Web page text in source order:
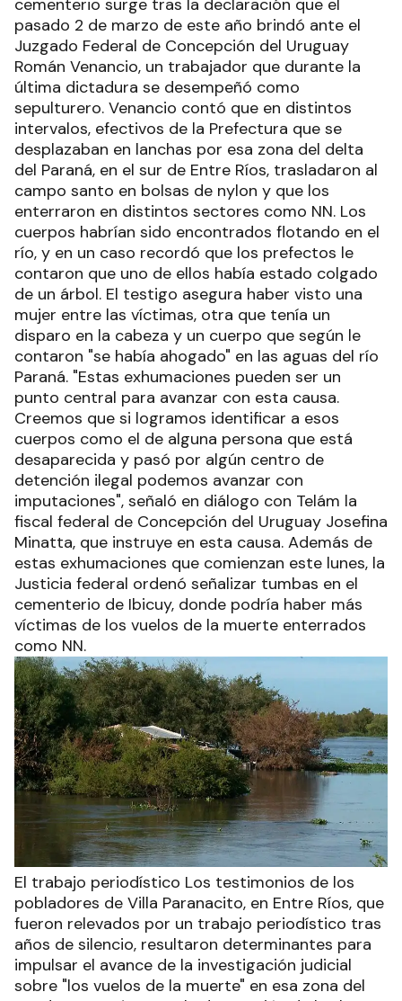
cementerio surge tras la declaración que el
pasado 2 de marzo de este año brindó ante el
Juzgado Federal de Concepción del Uruguay
Román Venancio, un trabajador que durante la
última dictadura se desempeñó como
sepulturero. Venancio contó que en distintos
intervalos, efectivos de la Prefectura que se
desplazaban en lanchas por esa zona del delta
del Paraná, en el sur de Entre Ríos, trasladaron al
campo santo en bolsas de nylon y que los
enterraron en distintos sectores como NN. Los
cuerpos habrían sido encontrados flotando en el
río, y en un caso recordó que los prefectos le
contaron que uno de ellos había estado colgado
de un árbol. El testigo asegura haber visto una
mujer entre las víctimas, otra que tenía un
disparo en la cabeza y un cuerpo que según le
contaron "se había ahogado" en las aguas del río
Paraná. "Estas exhumaciones pueden ser un
punto central para avanzar con esta causa.
Creemos que si logramos identificar a esos
cuerpos como el de alguna persona que está
desaparecida y pasó por algún centro de
detención ilegal podemos avanzar con
imputaciones", señaló en diálogo con Telám la
fiscal federal de Concepción del Uruguay Josefina
Minatta, que instruye en esta causa. Además de
estas exhumaciones que comienzan este lunes, la
Justicia federal ordenó señalizar tumbas en el
cementerio de Ibicuy, donde podría haber más
víctimas de los vuelos de la muerte enterrados
como NN.
El trabajo periodístico Los testimonios de los
pobladores de Villa Paranacito, en Entre Ríos, que
fueron relevados por un trabajo periodístico tras
años de silencio, resultaron determinantes para
impulsar el avance de la investigación judicial
sobre "los vuelos de la muerte" en esa zona del